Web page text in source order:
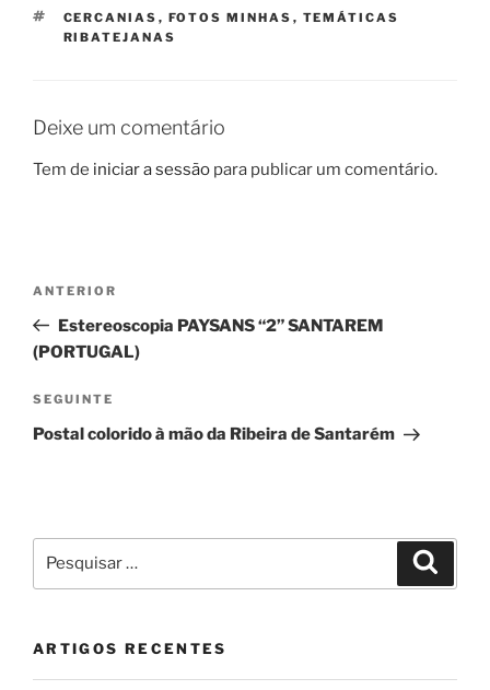
ETIQUETAS
CERCANIAS , FOTOS MINHAS , TEMÁTICAS
RIBATEJANAS
Deixe um comentário
Tem de iniciar a sessão para publicar um comentário.
artigos
Conteúdo
anterior
ANTERIOR
Estereoscopia PAYSANS “2” SANTAREM
(PORTUGAL)
Conteúdo
seguinte
SEGUINTE
Postal colorido à mão da Ribeira de Santarém
por:
ARTIGOS RECENTES